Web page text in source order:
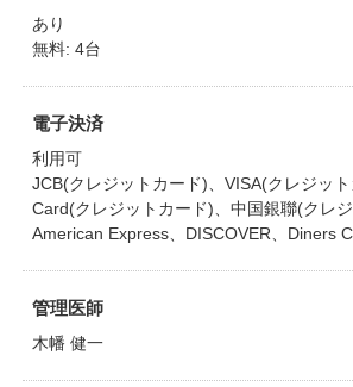
あり
無料: 4台
電子決済
利用可
JCB(クレジットカード)、VISA(クレジッ
Card(クレジットカード)、中国銀聯(クレジ
American Express、DISCOVER、Diners
管理医師
木幡 健一